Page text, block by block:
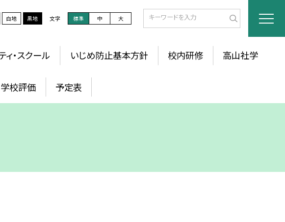
白地 黒地 文字 標準 中 大
ィ・スクール いじめ防止基本方針 校内研修 高山社学
学校評価 予定表